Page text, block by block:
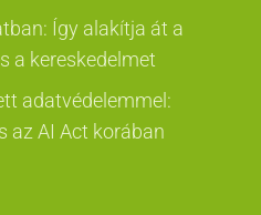
Így alakítja át a
a kereskedelmet
adatvédelemmel:
az AI Act korában